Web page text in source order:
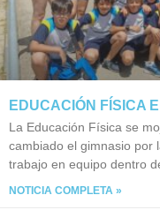
EDUCACIÓN FÍSICA
La Educación Física se
cambiado el gimnasio por
trabajo en equipo dentro
NOTICIA COMPLETA »